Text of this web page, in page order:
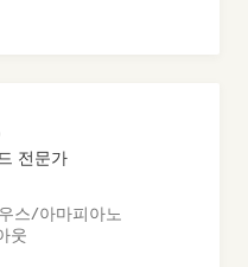
전문가
스/아마피아노
웃